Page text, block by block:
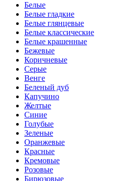
Белые
Белые гладкие
Белые глянцевые
Белые классические
Белые крашенные
Бежевые
Коричневые
Серые
Венге
Беленый дуб
Капучино
Желтые
Синие
Голубые
Зеленые
Оранжевые
Красные
Кремовые
Розовые
Бирюзовые